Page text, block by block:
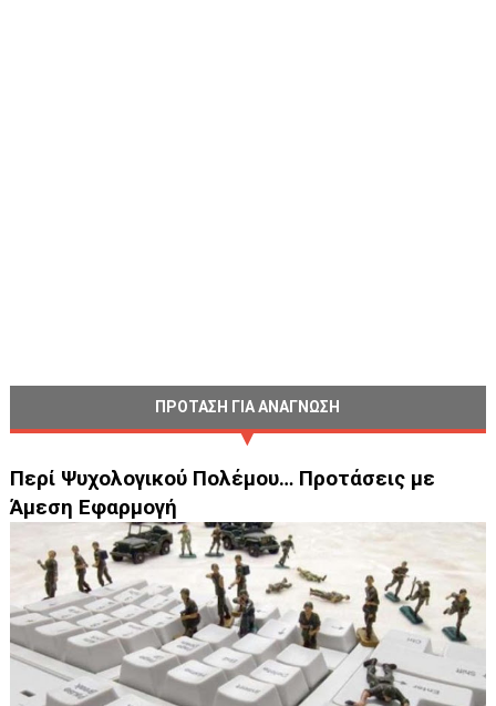
ΠΡΟΤΑΣΗ ΓΙΑ ΑΝΑΓΝΩΣΗ
Περί Ψυχολογικού Πολέμου… Προτάσεις με
Άμεση Εφαρμογή